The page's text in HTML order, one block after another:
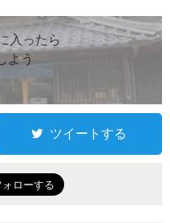
入ったら
よう
ツイートする